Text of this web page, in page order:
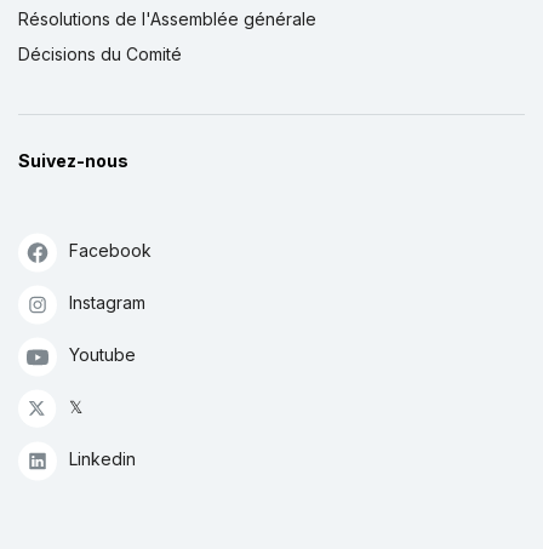
Résolutions de l'Assemblée générale
Décisions du Comité
Suivez-nous
Facebook
Instagram
Youtube
𝕏
Linkedin